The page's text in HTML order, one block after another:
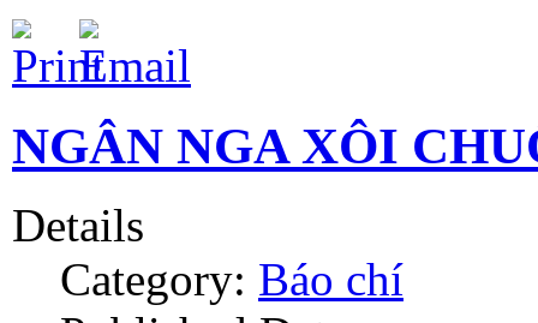
NGÂN NGA XÔI
Details
Category: Báo chí